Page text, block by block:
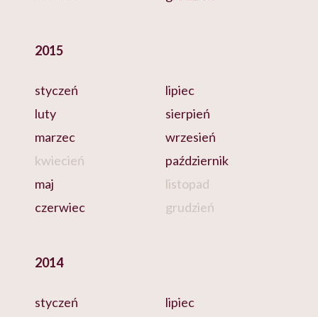
2015
styczeń
luty
marzec
kwiecień
maj
czerwiec
lipiec
sierpień
wrzesień
październik
listopad
grudzień
2014
styczeń
lipiec